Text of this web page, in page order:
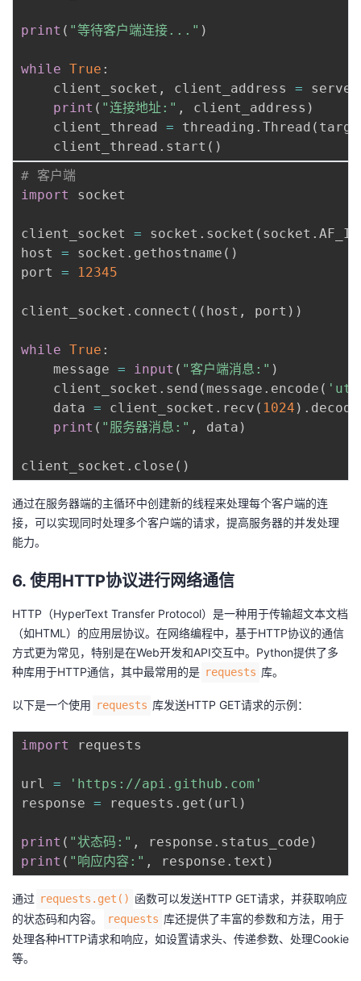
print ( "等待客户端连接..." )
while True :
    client_socket
, client_address =
print ( "连接地址:" , client_address )
    client_thread
= threading . Thread (
    client_thread
. start ( )
# 客户端
import
socket
client_socket = socket . socket ( socket .
host = socket . gethostname ( )
port = 12345
client_socket . connect ( ( host , port ) )
while True :
    message
= input ( "客户端消息:" )
    client_socket
. send ( message . encode (
    data
= client_socket . recv ( 1024 ) . decode
print ( "服务器消息:" , data )
client_socket . close ( )
通过在服务器端的主循环中创建新的线程来处理每个客户端的连
接，可以实现同时处理多个客户端的请求，提高服务器的并发处理
能力。
6. 使用HTTP协议进行网络通信
HTTP（HyperText Transfer Protocol）是一种用于传输超文本文档
（如HTML）的应用层协议。在网络编程中，基于HTTP协议的通信
方式更为常见，特别是在Web开发和API交互中。Python提供了多
种库用于HTTP通信，其中最常用的是 requests 库。
以下是一个使用 requests 库发送HTTP GET请求的示例：
import requests
url =
'https://api.github.com'
response = requests . get ( url )
print ( "状态码:" , response . status_code )
print ( "响应内容:" , response . text )
通过 requests.get() 函数可以发送HTTP GET请求，并获取响应
的状态码和内容。
requests 库还提供了丰富的参数和方法，用于
处理各种HTTP请求和响应，如设置请求头、传递参数、处理Cookie
等。